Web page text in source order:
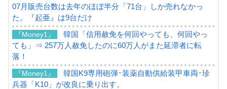
07月販売台数は去年のほぼ半分「71台」しか売れなかっ
た。『起亜』は9台だけ
『Money1』
韓国「信用赦免を何回やっても、何回やっ
ても」⇒ 257万人赦免したのに60万人がまた延滞者に転
落！
『Money1』
韓国K9専用砲弾･装薬自動供給装甲車両･珍
兵器「K10」が改良に乗り出す。